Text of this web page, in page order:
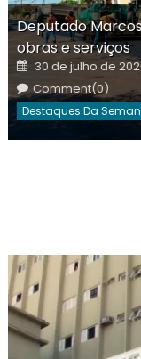
Deputado
obras e serviços
Posted
on
30 de julho de
Comment(0)
Destaques Da